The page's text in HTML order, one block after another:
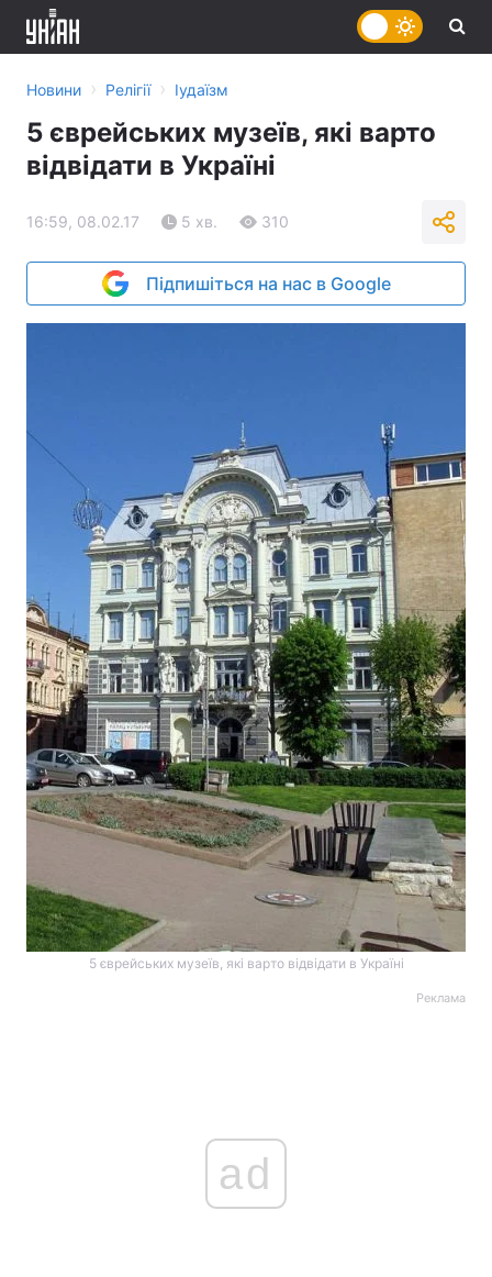
Світ
Новини › Релігії › Іудаїзм
5 єврейських музеїв, які варто
відвідати в Україні
16:59, 08.02.17 5 хв. 310
Підпишіться на нас в Google
5 єврейських музеїв, які варто відвідати в Україні
Реклама
ad